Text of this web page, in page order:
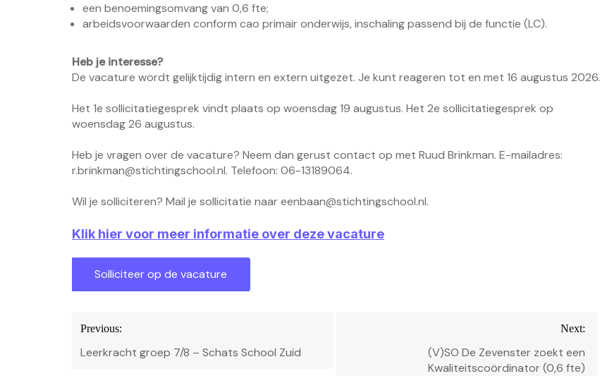
een benoemingsomvang van 0,6 fte;
arbeidsvoorwaarden conform cao primair onderwijs, inschaling passend bij de functie (LC).
Heb je interesse?
De vacature wordt gelijktijdig intern en extern uitgezet. Je kunt reageren tot en met 16 augustus 2026.
Het 1e sollicitatiegesprek vindt plaats op woensdag 19 augustus. Het 2e sollicitatiegesprek op
woensdag 26 augustus.
Heb je vragen over de vacature? Neem dan gerust contact op met Ruud Brinkman. E-mailadres:
r.brinkman@stichtingschool.nl. Telefoon: 06-13189064.
Wil je solliciteren? Mail je sollicitatie naareenbaan@stichtingschool.nl.
Klik hier voor meer informatie over deze vacature
Bericht
navigatie
Previous:
Leerkracht groep 7/8 – Schats School Zuid
Next:
(V)SO De Zevenster zoekt een
Kwaliteitscoördinator (0,6 fte)